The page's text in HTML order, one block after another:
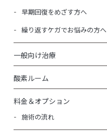
早期回復をめざす方へ
繰り返すケガでお悩みの方へ
一般向け治療
酸素ルーム
料金＆オプション
施術の流れ